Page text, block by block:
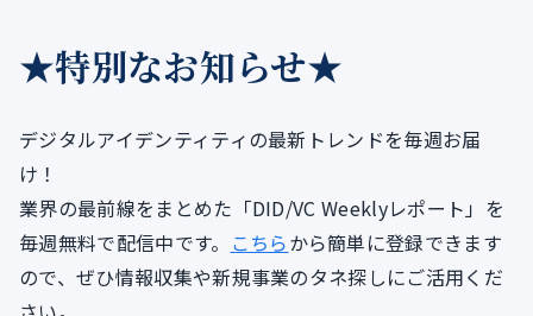
★特別なお知らせ★
デジタルアイデンティティの最新トレンドを毎週お届
け！
業界の最前線をまとめた「DID/VC Weeklyレポート」を
毎週無料で配信中です。 こちらから簡単に登録できます
ので、ぜひ情報収集や新規事業のタネ探しにご活用くだ